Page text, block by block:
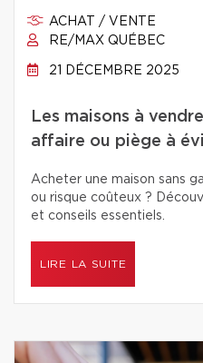
ACHAT / VENTE
RE/MAX QUÉBEC
21 DÉCEMBRE 2025
Les maisons à
affaire ou piège à
Acheter une maison sans
ou risque coûteux ?
et conseils essentiels.
LIRE LA SUITE